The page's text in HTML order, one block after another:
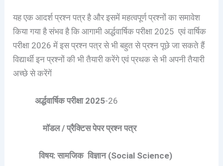
यह एक आदर्श प्रश्न पत्र है और इसमें महत्वपूर्ण प्रश्नों का समावेश
किया गया है संभव है कि आगामी अर्द्धवार्षिक परीक्षा 2025 एवं वार्षिक
परीक्षा 2026 में इस प्रश्न पत्र से भी बहुत से प्रश्न पूछे जा सकते हैं
विद्यार्थी इन प्रश्नों की भी तैयारी करेंगे एवं प्रथक से भी अपनी तैयारी
अच्छे से करेंगें
अर्द्धवार्षिक परीक्षा 2025-26
मॉडल /प्रैक्टिस पेपरप्रश्न पत्र
विषय:सामजिक विज्ञान (Social Science)